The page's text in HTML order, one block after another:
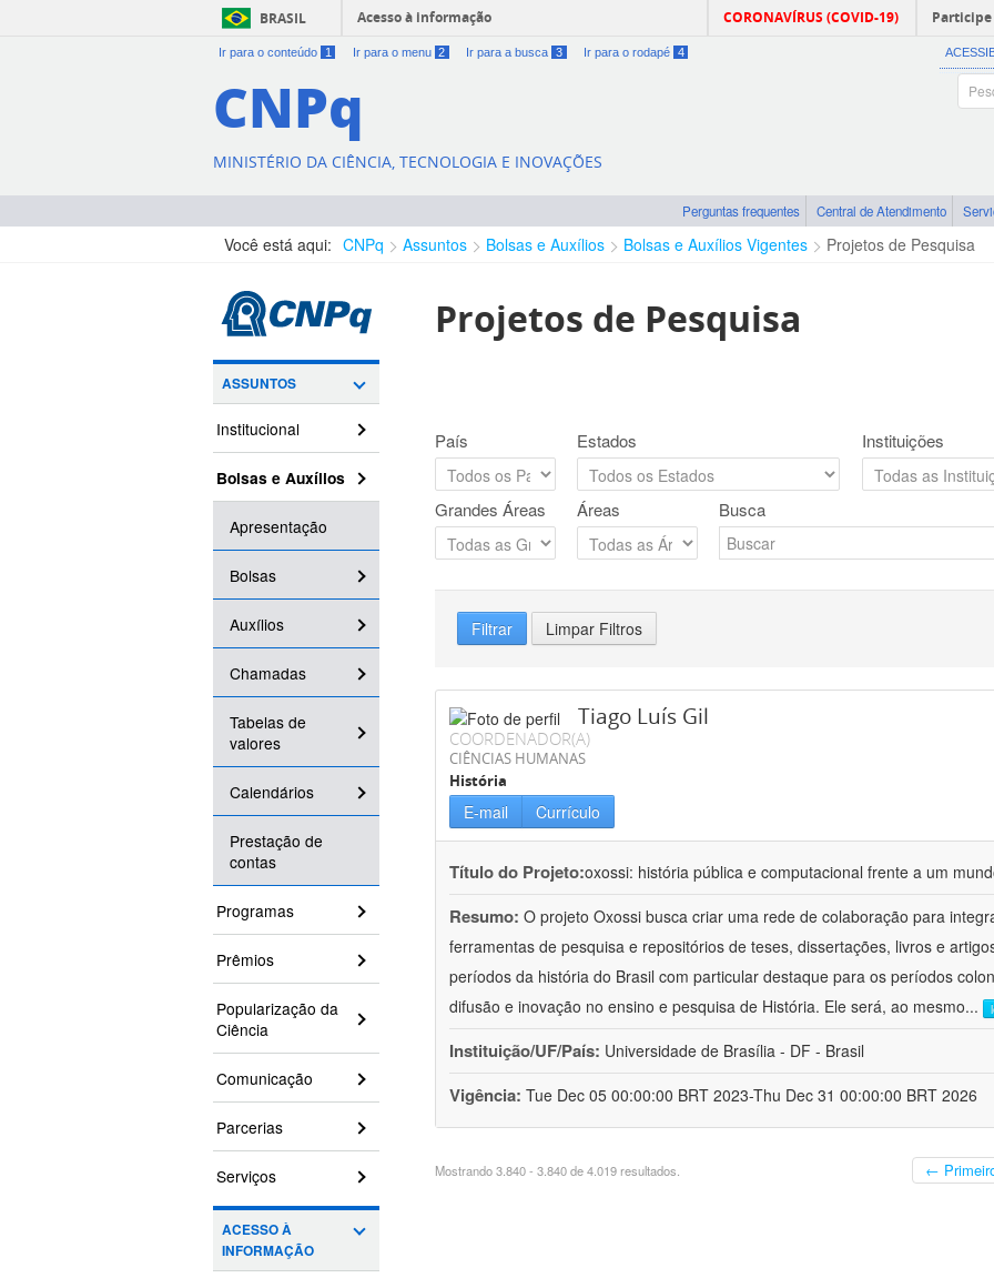
BRASIL Acesso à informação CORONAVÍRUS (COVID-19) Participe
Ir para o conteúdo 1 Ir para o menu 2 Ir para a busca 3 Ir para o rodapé 4
CNPq
MINISTÉRIO DA CIÊNCIA, TECNOLOGIA E INOVAÇÕES
Perguntas frequentes Central de Atendimento
Você está aqui: CNPq Assuntos Bolsas e Auxílios Bolsas e Auxílios Vigentes Projetos de Pesquisa
ASSUNTOS
Institucional
Bolsas e Auxílios
Apresentação
Bolsas
Auxílios
Chamadas
Tabelas de
valores
Calendários
Prestação de
contas
Programas
Prêmios
Popularização da
Ciência
Comunicação
Parcerias
Serviços
ACESSO À
INFORMAÇÃO
Projetos de Pesquisa
País Estados Instituições
Grandes Áreas Áreas Busca
Filtrar Limpar Filtros
Tiago Luís Gil
COORDENADOR(A)
CIÊNCIAS HUMANAS
História
E-mail Currículo
Título do Projeto:oxossi: história pública e computacional frente a um
Resumo: O projeto Oxossi busca criar uma rede de colaboração para
ferramentas de pesquisa e repositórios de teses, dissertações, livros e
períodos da história do Brasil com particular destaque para os períodos
difusão e inovação no ensino e pesquisa de História. Ele será, ao mesmo...
Instituição/UF/País: Universidade de Brasília - DF - Brasil
Vigência: Tue Dec 05 00:00:00 BRT 2023-Thu Dec 31 00:00:00 BRT 2026
Mostrando 3.840 - 3.840 de 4.019 resultados. ←